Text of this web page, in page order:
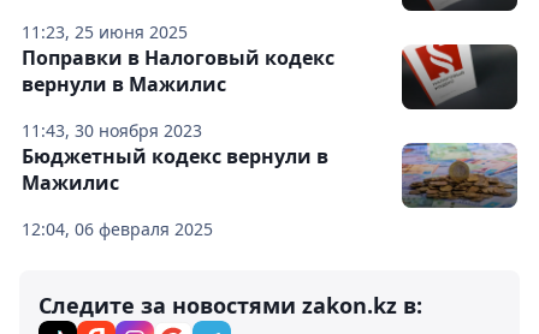
11:23, 25 июня 2025
11:43, 30 ноября 2023
Поправки в Налоговый кодекс
вернули в Мажилис
12:04, 06 февраля 2025
Бюджетный кодекс вернули в
Мажилис
Следите за новостями zakon.kz в: